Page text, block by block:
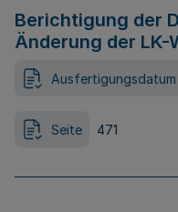
Berichtigung der
Änderung der LK-
Ausfertigungsdatum
Seite 471